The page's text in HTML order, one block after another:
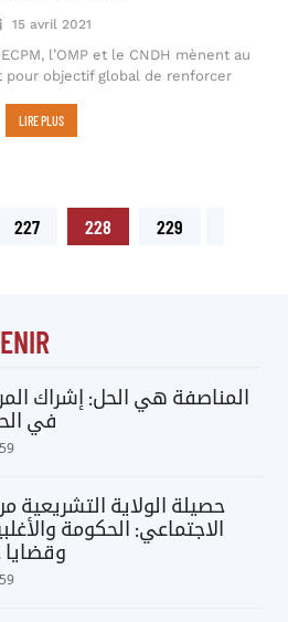
15 avril 2021
l’OMP et le CNDH mènent au
pour objectif global de renforcer
LIRE PLUS
227 228
229
المناصفة هي الحل: إشراك
في
حصيلة الولاية التشريعية
الاجتماعي: الحكومة